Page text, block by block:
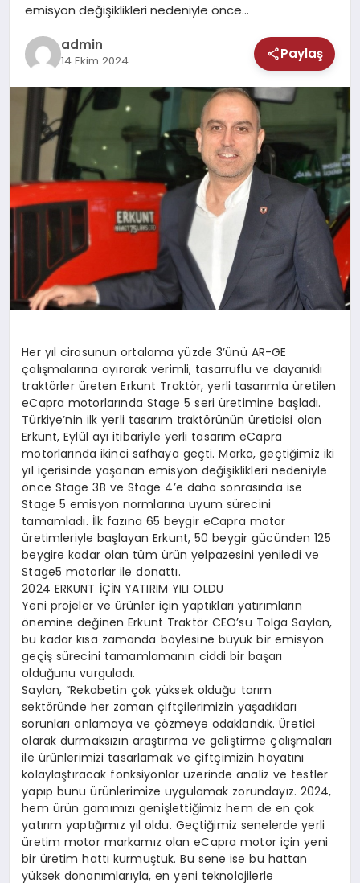
emisyon değişiklikleri nedeniyle önce…
admin
14 Ekim 2024 Paylaş
Her yıl cirosunun ortalama yüzde 3’ünü AR-GE
çalışmalarına ayırarak verimli, tasarruflu ve dayanıklı
traktörler üreten Erkunt Traktör, yerli tasarımla üretilen
eCapra motorlarında Stage 5 seri üretimine başladı.
Türkiye’nin ilk yerli tasarım traktörünün üreticisi olan
Erkunt, Eylül ayı itibariyle yerli tasarım eCapra
motorlarında ikinci safhaya geçti. Marka, geçtiğimiz iki
yıl içerisinde yaşanan emisyon değişiklikleri nedeniyle
önce Stage 3B ve Stage 4’e daha sonrasında ise
Stage 5 emisyon normlarına uyum sürecini
tamamladı. İlk fazına 65 beygir eCapra motor
üretimleriyle başlayan Erkunt, 50 beygir gücünden 125
beygire kadar olan tüm ürün yelpazesini yeniledi ve
Stage5 motorlar ile donattı.
2024 ERKUNT İÇİN YATIRIM YILI OLDU
Yeni projeler ve ürünler için yaptıkları yatırımların
önemine değinen Erkunt Traktör CEO’su Tolga Saylan,
bu kadar kısa zamanda böylesine büyük bir emisyon
geçiş sürecini tamamlamanın ciddi bir başarı
olduğunu vurguladı.
Saylan, “Rekabetin çok yüksek olduğu tarım
sektöründe her zaman çiftçilerimizin yaşadıkları
sorunları anlamaya ve çözmeye odaklandık. Üretici
olarak durmaksızın araştırma ve geliştirme çalışmaları
ile ürünlerimizi tasarlamak ve çiftçimizin hayatını
kolaylaştıracak fonksiyonlar üzerinde analiz ve testler
yapıp bunu ürünlerimize uygulamak zorundayız. 2024,
hem ürün gamımızı genişlettiğimiz hem de en çok
yatırım yaptığımız yıl oldu. Geçtiğimiz senelerde yerli
üretim motor markamız olan eCapra motor için yeni
bir üretim hattı kurmuştuk. Bu sene ise bu hattan
yüksek donanımlarıyla, en yeni teknolojilerle